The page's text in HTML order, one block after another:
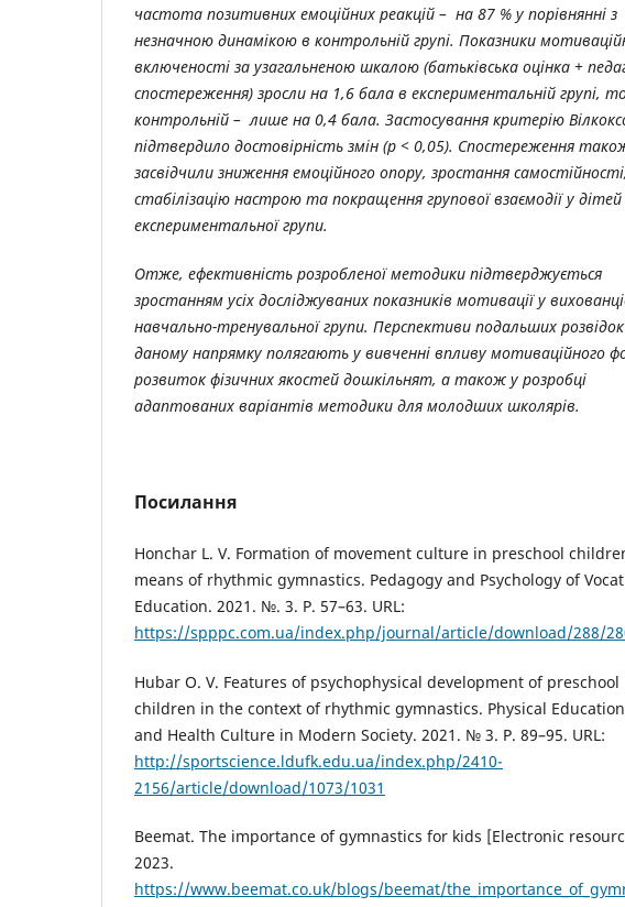
частота позитивних емоційних реакцій – на 87 % у порівнянні з
незначною динамікою в контрольній групі. Показники
включеності за узагальненою шкалою (батьківська оцінка +
спостереження) зросли на 1,6 бала в експериментальній групі,
контрольній – лише на 0,4 бала. Застосування критерію
підтвердило достовірність змін (р < 0,05). Спостереження
засвідчили зниження емоційного опору, зростання самостійності,
стабілізацію настрою та покращення групової взаємодії у дітей
експериментальної групи.
Отже, ефективність розробленої методики підтверджується
зростанням усіх досліджуваних показників мотивації у
навчально-тренувальної групи. Перспективи подальших
даному напрямку полягають у вивченні впливу мотиваційного
розвиток фізичних якостей дошкільнят, а також у розробці
адаптованих варіантів методики для молодших школярів.
Посилання
Honchar L. V. Formation of movement culture in preschool
means of rhythmic gymnastics. Pedagogy and Psychology of
Education. 2021. №. 3. P. 57–63. URL:
https://spppc.com.ua/index.php/journal/article/download/288/
Hubar O. V. Features of psychophysical development of preschool
children in the context of rhythmic gymnastics. Physical
and Health Culture in Modern Society. 2021. № 3. P. 89–95. URL:
http://sportscience.ldufk.edu.ua/index.php/2410-
2156/article/download/1073/1031
Beemat. The importance of gymnastics for kids [Electronic
2023.
https://www.beemat.co.uk/blogs/beemat/